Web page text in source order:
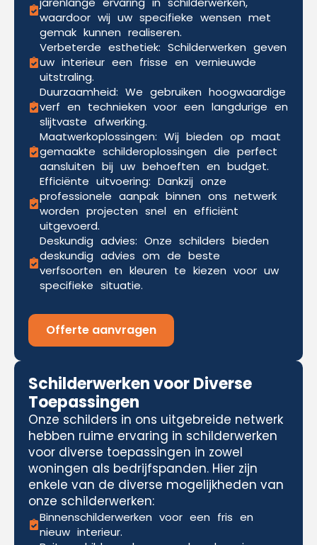
waardoor wij uw specifieke wensen met
gemak kunnen realiseren.
Verbeterde esthetiek: Schilderwerken geven
uw interieur een frisse en vernieuwde
uitstraling.
Duurzaamheid: We gebruiken hoogwaardige
verf en technieken voor een langdurige en
slijtvaste afwerking.
Maatwerkoplossingen: Wij bieden op maat
gemaakte schilderoplossingen die perfect
aansluiten bij uw behoeften en budget.
Efficiënte uitvoering: Dankzij onze
professionele aanpak binnen ons netwerk
worden projecten snel en efficiënt
uitgevoerd.
Deskundig advies: Onze schilders bieden
deskundig advies om de beste
verfsoorten en kleuren te kiezen voor uw
specifieke situatie.
Offerte aanvragen
Schilderwerken voor Diverse
Toepassingen
Onze schilders in ons uitgebreide netwerk
hebben ruime ervaring in schilderwerken
voor diverse toepassingen in zowel
woningen als bedrijfspanden. Hier zijn
enkele van de diverse mogelijkheden van
onze schilderwerken:
Binnenschilderwerken voor een fris en
nieuw interieur.